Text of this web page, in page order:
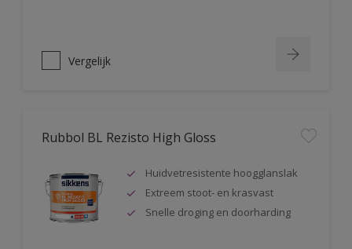
Vergelijk
Rubbol BL Rezisto High Gloss
Huidvetresistente hoogglanslak
Extreem stoot- en krasvast
Snelle droging en doorharding